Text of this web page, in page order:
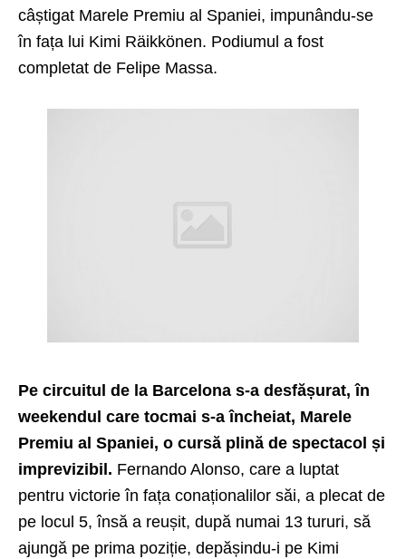
câștigat Marele Premiu al Spaniei, impunându-se
în fața lui Kimi Räikkönen. Podiumul a fost
completat de Felipe Massa.
Pe circuitul de la Barcelona s-a desfășurat, în
weekendul care tocmai s-a încheiat, Marele
Premiu al Spaniei, o cursă plină de spectacol și
imprevizibil. Fernando Alonso, care a luptat
pentru victorie în fața conaționalilor săi, a plecat de
pe locul 5, însă a reușit, după numai 13 tururi, să
ajungă pe prima poziție, depășindu-i pe Kimi